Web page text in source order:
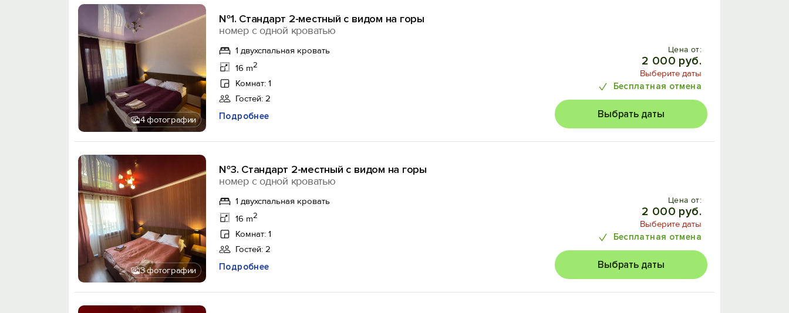
4 фотографии
№1. Стандарт 2-местный с видом на горы
номер с одной кроватью
1 двухспальная кровать
16 m2
Комнат: 1
Гостей: 2
Подробнее
Цена от:
2 000 руб.
Выберите даты
Бесплатная отмена
Выбрать даты
3 фотографии
№3. Стандарт 2-местный с видом на горы
номер с одной кроватью
1 двухспальная кровать
16 m2
Комнат: 1
Гостей: 2
Подробнее
Цена от:
2 000 руб.
Выберите даты
Бесплатная отмена
Выбрать даты